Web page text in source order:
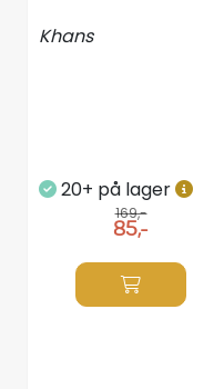
Khans
20+ på lager
169,-
85,-
Motordelsvelger/SONAR
Anoder